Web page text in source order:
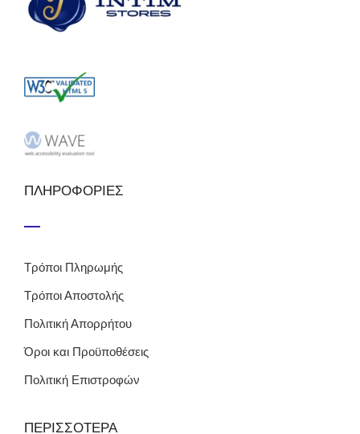
ΠΛΗΡΟΦΟΡΙΕΣ
Τρόποι Πληρωμής
Τρόποι Αποστολής
Πολιτική Απορρήτου
Όροι και Προϋποθέσεις
Πολιτική Επιστροφών
ΠΕΡΙΣΣΟΤΕΡΑ